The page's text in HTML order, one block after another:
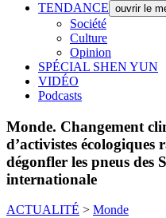
TENDANCE ouvrir le
Société
Culture
Opinion
SPÉCIAL SHEN YUN
VIDÉO
Podcasts
Monde. Changement
d’activistes écologiques
dégonfler les pneus des
internationale
ACTUALITÉ > Monde